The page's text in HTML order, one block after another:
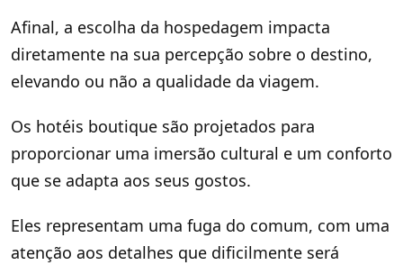
Afinal, a escolha da hospedagem impacta
diretamente na sua percepção sobre o destino,
elevando ou não a qualidade da viagem.
Os hotéis boutique são projetados para
proporcionar uma imersão cultural e um conforto
que se adapta aos seus gostos.
Eles representam uma fuga do comum, com uma
atenção aos detalhes que dificilmente será